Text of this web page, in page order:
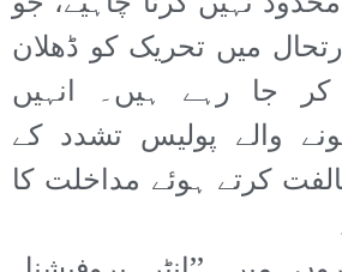
میں تحریک کو ڈھلان
جا رہے ہیں۔ انہیں
والے پولیس تشدد کے
کرتے ہوئے مداخلت کا